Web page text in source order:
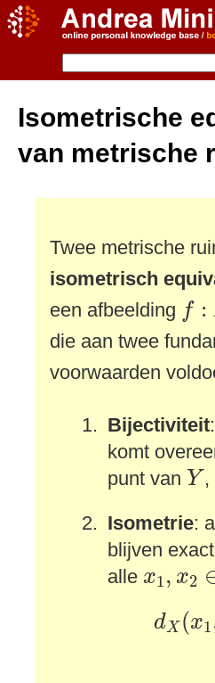
Isometrische
van metrische
Twee metrische
isometrisch
een afbeelding f :
:X
die aan twee
voorwaarden
Bijectiviteit
komt
punt van Y
Y,
Isometrie:
blijven
alle x1, x2
x1 x2
dX (x1
dX(